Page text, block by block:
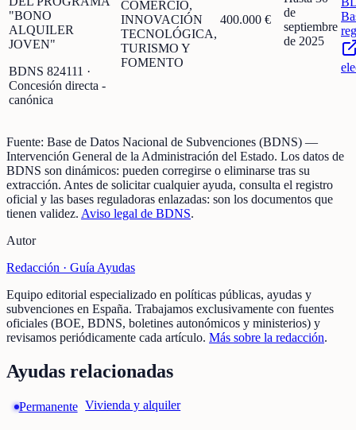
"BONO
ALQUILER
JOVEN"
BDNS 824111 ·
Concesión directa -
canónica
COMERCIO,
INNOVACIÓN
TECNOLÓGICA,
TURISMO Y
FOMENTO
400.000 €
de
septiembre
de 2025
Fuente: Base de Datos Nacional de Subvenciones (BDNS) —
Intervención General de la Administración del Estado. Los datos de
BDNS son dinámicos: pueden corregirse o eliminarse tras su
extracción. Antes de solicitar cualquier ayuda, consulta el registro
oficial y las bases reguladoras enlazadas: son los documentos que
tienen validez. Aviso legal de BDNS.
Autor
Redacción · Guía Ayudas
Equipo editorial especializado en políticas públicas, ayudas y
subvenciones en España. Trabajamos exclusivamente con fuentes
oficiales (BOE, BDNS, boletines autonómicos y ministerios) y
revisamos periódicamente cada artículo. Más sobre la redacción.
Ayudas relacionadas
Permanente Vivienda y alquiler